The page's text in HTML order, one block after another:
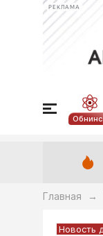
РЕКЛАМА
Главная →
Новость